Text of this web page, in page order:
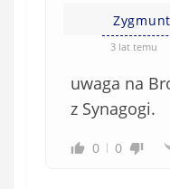
Zygmunt
3 lat temu
uwaga na
z Synagogi.
0 0